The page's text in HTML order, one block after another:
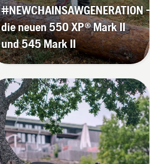
#NEWCHAINSAWGENERATION –
die neuen 550 XP® Mark II
und 545 Mark II